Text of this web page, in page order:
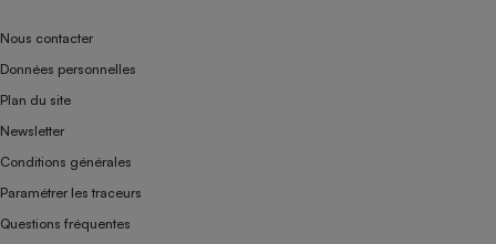
Nous contacter
Données personnelles
Plan du site
Newsletter
Conditions générales
Paramétrer les traceurs
Questions fréquentes